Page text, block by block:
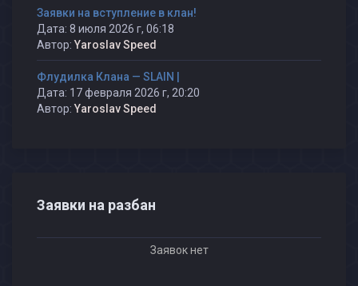
Заявки на вступление в клан!
Дата: 8 июля 2026 г, 06:18
Автор: Yaroslav Speed
Флудилка Клана — SLAIN |
Дата: 17 февраля 2026 г, 20:20
Автор: Yaroslav Speed
Заявки на разбан
Заявок нет